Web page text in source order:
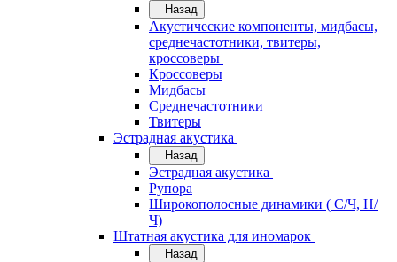
Назад
Акустические компоненты, мидбасы,
среднечастотники, твитеры,
кроссоверы
Кроссоверы
Мидбасы
Среднечастотники
Твитеры
Эстрадная акустика
Назад
Эстрадная акустика
Рупора
Широкополосные динамики ( С/Ч, Н/
Ч)
Штатная акустика для иномарок
Назад